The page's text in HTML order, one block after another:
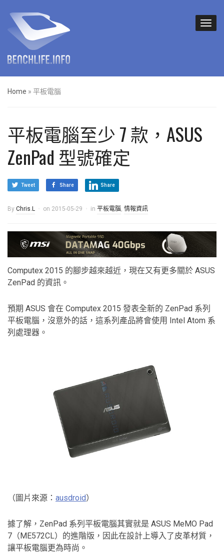
Home » 平板電腦
平板電腦至少 7 款，ASUS
ZenPad 型號確定
Tweet Share Share
By Chris.L on 2015-05-29 in 平板電腦, 情報資訊
Computex 2015 的腳步越來越近，現在又有更多關於 ASUS
ZenPad 的資訊。
預期 ASUS 會在 Computex 2015 發表全新的 ZenPad 系列
平板電腦，沒意外的話，這系列產品將會使用 Intel Atom 系
列處理器。
（圖片來源： ausdroid）
據了解，ZenPad 系列平板電腦其實就是 ASUS MeMO Pad
7（ME572CL）的進階版，因此在設計上導入了皮革材質，
讓平板電腦更為時尚。